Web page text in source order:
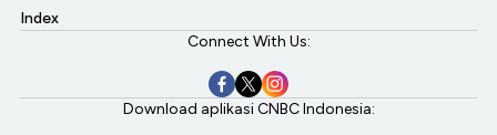
Index
Connect With Us:
Download aplikasi CNBC Indonesia: